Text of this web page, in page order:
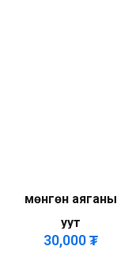
мөнгөн аяганы
уут
30,000₮